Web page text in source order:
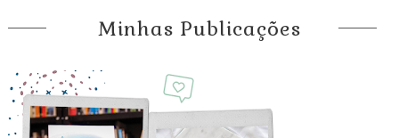
Minhas Publicações